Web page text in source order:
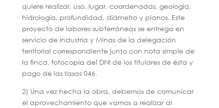
quiere realizar, uso, lugar, coordenadas, geología,
hidrologia, profundidad, diámetro y planos. Este
proyecto de labores subterráneas se entrega en
servicio de Industria y Minas de la delegación
territorial correspondiente junto con nota simple de
la finca, fotocopia del DNI de los titulares de ésta y
pago de las tasas 046.
2) Una vez hecha la obra, debemos de comunicar
el aprovechamiento que vamos a realizar al